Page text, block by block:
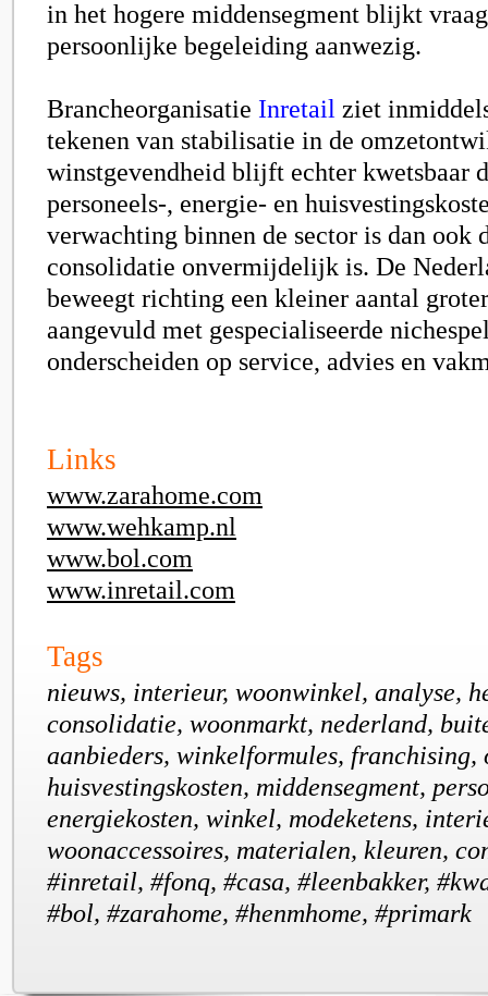
in het hogere middensegment blijkt
persoonlijke begeleiding aanwezig.
Brancheorganisatie Inretail ziet
tekenen van stabilisatie in de
winstgevendheid blijft echter kwetsbaar
personeels-, energie- en
verwachting binnen de sector is dan ook
consolidatie onvermijdelijk is. De
beweegt richting een kleiner aantal
aangevuld met gespecialiseerde
onderscheiden op service, advies en
Links
www.zarahome.com
www.wehkamp.nl
www.bol.com
www.inretail.com
Tags
nieuws, interieur, woonwinkel, analyse,
consolidatie, woonmarkt, nederland,
aanbieders, winkelformules, franchising,
huisvestingskosten, middensegment,
energiekosten, winkel, modeketens,
woonaccessoires, materialen, kleuren,
#inretail, #fonq, #casa, #leenbakker,
#bol, #zarahome, #henmhome, #primark